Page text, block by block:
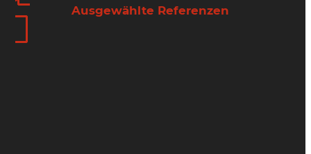
Ausgewählte Referenzen